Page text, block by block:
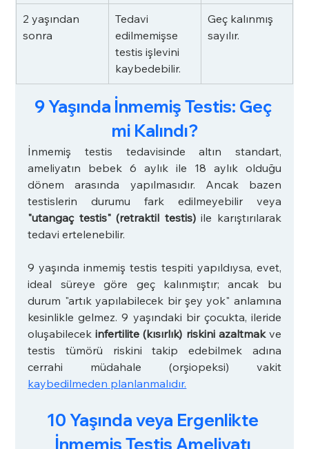
2 yaşından
sonra
Tedavi
edilmemişse
testis işlevini
kaybedebilir.
Geç kalınmış
sayılır.
9 Yaşında İnmemiş Testis: Geç
mi Kalındı?
İnmemiş testis tedavisinde altın standart,
ameliyatın bebek 6 aylık ile 18 aylık olduğu
dönem arasında yapılmasıdır. Ancak bazen
"utangaç testis" (retraktil testis) ile karıştırılarak
tedavi ertelenebilir.
9 yaşında inmemiş testis tespiti yapıldıysa, evet,
ideal süreye göre geç kalınmıştır; ancak bu
durum "artık yapılabilecek bir şey yok" anlamına
kesinlikle gelmez. 9 yaşındaki bir çocukta, ileride
oluşabilecek infertilite (kısırlık) riskini azaltmak ve
testis tümörü riskini takip edebilmek adına
cerrahi müdahale (orşiopeksi) vakit
kaybedilmeden planlanmalıdır.
10 Yaşında veya Ergenlikte
İnmemiş Testis Ameliyatı